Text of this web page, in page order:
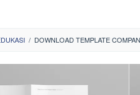
/ DOWNLOAD TEMPLATE